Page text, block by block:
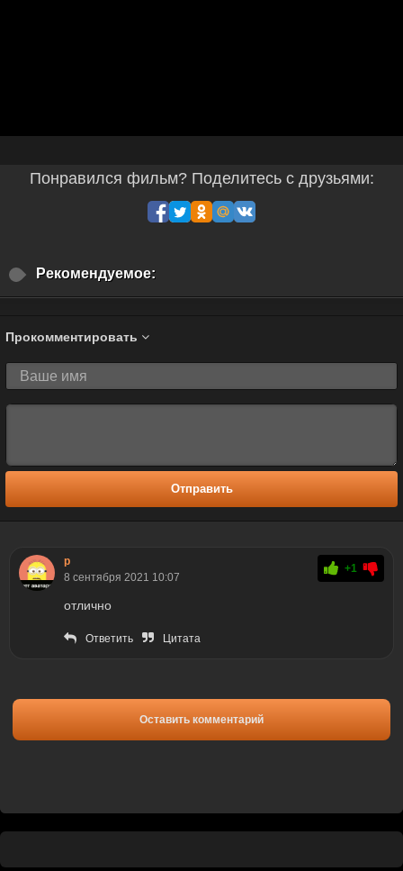
Понравился фильм? Поделитесь с друзьями:
Рекомендуемое:
Прокомментировать
Отправить
р
8 сентября 2021 10:07
+1
отлично
Ответить Цитата
Оставить комментарий